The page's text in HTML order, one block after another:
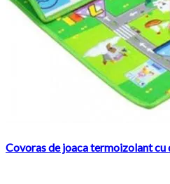
Covoras de joaca termoizolant cu